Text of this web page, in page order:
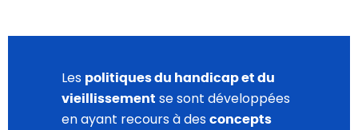
Les politiques du handicap et du
vieillissement se sont développées
en ayant recours à desconcepts